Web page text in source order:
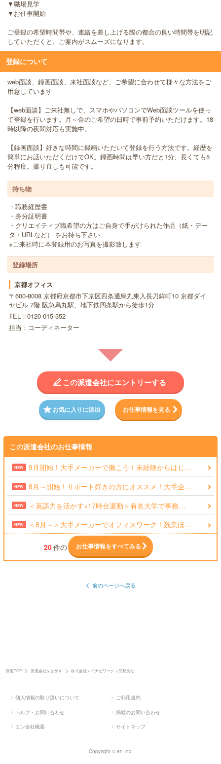
▼職場見学
▼お仕事開始
ご登録の希望時間帯や、連絡を差し上げる際の都合の良い時間帯を明記
していただくと、ご案内がスムーズになります。
登録について
web面談、録画面談、来社面談など、ご希望に合わせて様々な方法をご
用意しています
【web面談】ご来社無しで、スマホやパソコンでWeb面談ツールを使っ
て登録を行います。月～金のご希望の日時で事前予約いただけます。18
時以降の夜間対応も実施中。
【録画面談】好きな時間に録画いただいて登録を行う方法です。経歴を
簡単にお話いただくだけでOK。録画時間は早い方だと1分、長くても5
分程度。撮り直しも可能です。
持ち物
・職務経歴書
・身分証明書
・クリエイティブ職希望の方はご自身で手がけられた作品（紙・デー
タ・URLなど） をお持ち下さい
※ご来社時に本登録用のお写真を撮影致します
登録場所
京都オフィス
〒600-8008 京都府京都市下京区四条通烏丸東入長刀鉾町10 京都ダイ
ヤビル 7階 阪急烏丸駅、地下鉄四条駅から徒歩1分
TEL：0120-015-352
担当：コーディネーター
この派遣会社にエントリーする
お気に入りに追加 お仕事情報を見る
この派遣会社のお仕事情報
NEW 9月開始！大手メーカーで働こう！未経験からはじ…
NEW 8月～開始！サポート好きの方にオススメ！大手企…
NEW ＜英語力を活かす×17時台退勤＞有名大学で事務…
NEW ＜8月～＞大手メーカーでオフィスワーク！残業ほ…
20件の お仕事情報をすべてみる
前のページへ戻る
派遣TOP 派遣会社をさがす 株式会社マイナビワークス京都支社
個人情報の取り扱いについて ご利用規約
ヘルプ・お問い合わせ 掲載のお問い合わせ
エン会社概要 サイトマップ
Copyright © en Inc.